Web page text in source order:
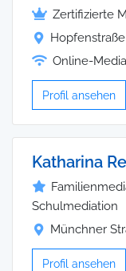
Zertifizierte
Online-
Profil ansehen
Katharina
Schulmediation
Münchner
Profil ansehen